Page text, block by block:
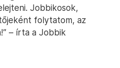
Jobbikosok,
folytatom, az
– írta a Jobbik